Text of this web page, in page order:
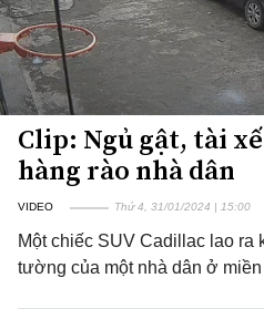
Clip: Ngủ gật, tài
hàng rào nhà dân
VIDEO Thứ 4, 31/01/2024 | 15:00
Một chiếc SUV Cadillac lao ra
tường của một nhà dân ở miền